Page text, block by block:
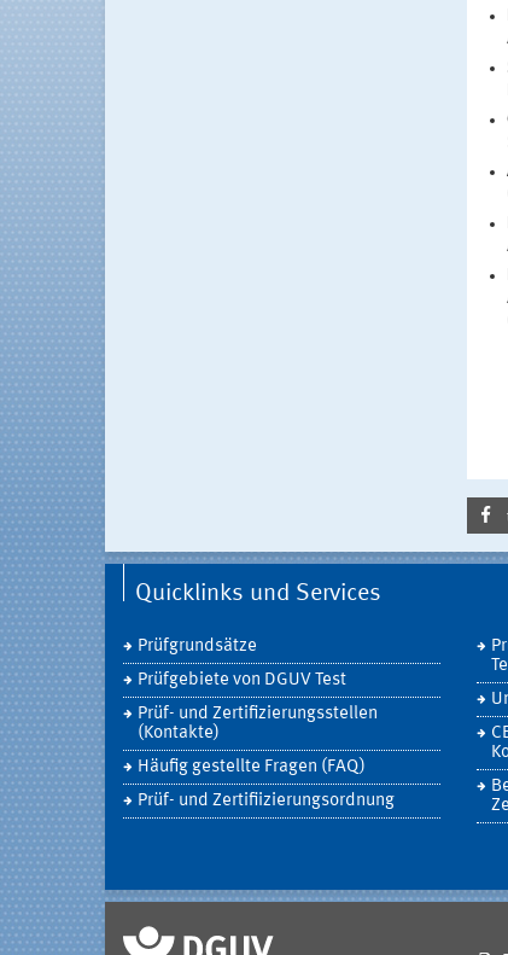
Quicklinks und Services
Prüfgrundsätze
Prüfgebiete von DGUV Test
Prüf- und Zertifizierungsstellen
(Kontakte)
Häufig gestellte Fragen (FAQ)
Prüf- und Zertifiizierungsordnung